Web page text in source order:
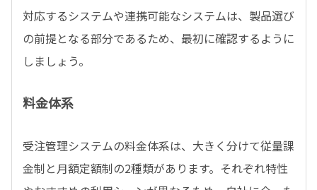
対応するシステムや連携可能なシステムは、製品選び
の前提となる部分であるため、最初に確認するように
しましょう。
料金体系
受注管理システムの料金体系は、大きく分けて従量課
金制と月額定額制の2種類があります。それぞれ特性